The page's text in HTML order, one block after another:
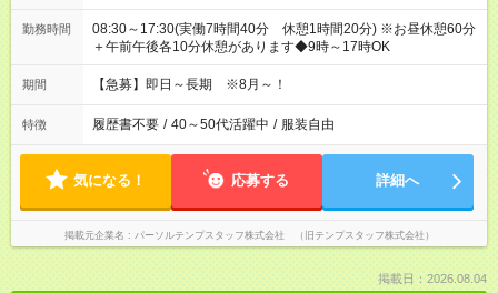
勤務時間
08:30～17:30(実働7時間40分 休憩1時間20分) ※お昼休憩60分
＋午前午後各10分休憩があります◆9時～17時OK
期間 【急募】即日～長期 ※8月～！
特徴 履歴書不要 / 40～50代活躍中 / 服装自由
気になる！ 応募する 詳細へ
掲載元企業名 パーソルテンプスタッフ株式会社 （旧テンプスタッフ株式会社）
掲載日：2026.08.04